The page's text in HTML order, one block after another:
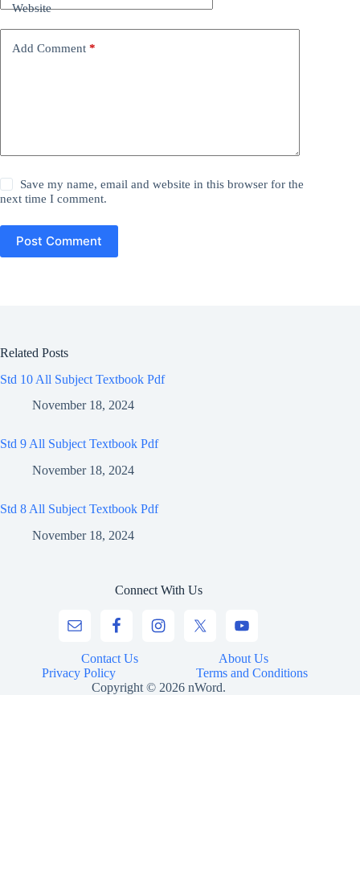
Website
Add Comment *
Save my name, email and website in this browser for the
next time I comment.
Post Comment
Related Posts
Std 10 All Subject Textbook Pdf
November 18, 2024
Std 9 All Subject Textbook Pdf
November 18, 2024
Std 8 All Subject Textbook Pdf
November 18, 2024
Connect With Us
Contact Us
About Us
Privacy Policy
Terms and Conditions
Copyright © 2026 nWord.